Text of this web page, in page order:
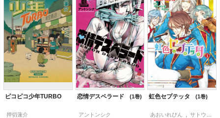
ピコピコ少年TURBO
押切蓮介
恋情デスペラード 1
アントンシク
虹色セプテッタ 1
あおいれびん サトウトモ&kai